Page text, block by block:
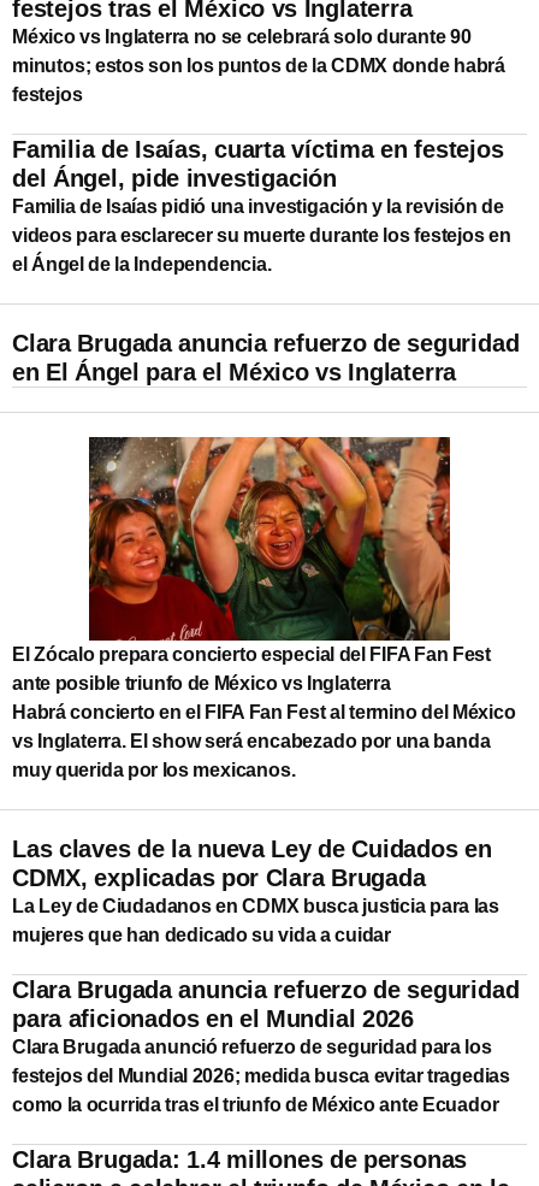
festejos tras el México vs Inglaterra
México vs Inglaterra no se celebrará solo durante 90
minutos; estos son los puntos de la CDMX donde habrá
festejos
Familia de Isaías, cuarta víctima en festejos
del Ángel, pide investigación
Familia de Isaías pidió una investigación y la revisión de
videos para esclarecer su muerte durante los festejos en
el Ángel de la Independencia.
Clara Brugada anuncia refuerzo de seguridad
en El Ángel para el México vs Inglaterra
El Zócalo prepara concierto especial del FIFA Fan Fest
ante posible triunfo de México vs Inglaterra
Habrá concierto en el FIFA Fan Fest al termino del México
vs Inglaterra. El show será encabezado por una banda
muy querida por los mexicanos.
Las claves de la nueva Ley de Cuidados en
CDMX, explicadas por Clara Brugada
La Ley de Ciudadanos en CDMX busca justicia para las
mujeres que han dedicado su vida a cuidar
Clara Brugada anuncia refuerzo de seguridad
para aficionados en el Mundial 2026
Clara Brugada anunció refuerzo de seguridad para los
festejos del Mundial 2026; medida busca evitar tragedias
como la ocurrida tras el triunfo de México ante Ecuador
Clara Brugada: 1.4 millones de personas